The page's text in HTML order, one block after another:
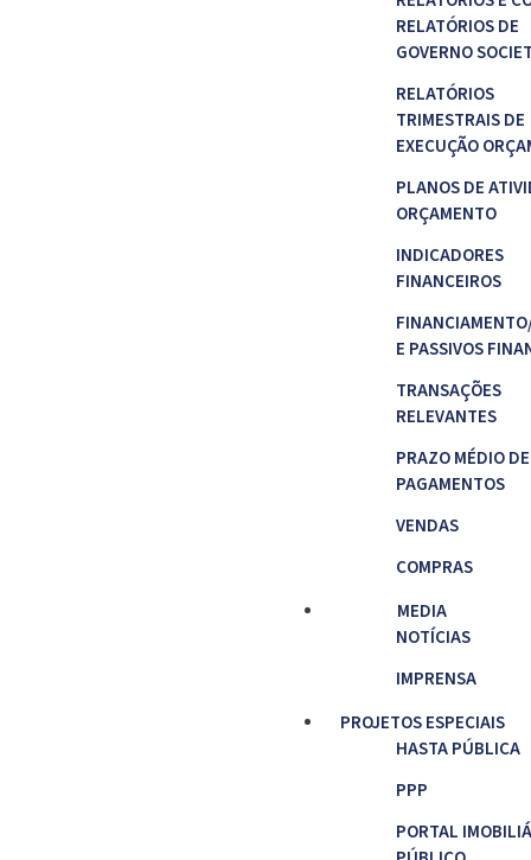
RELATÓRIOS DE
GOVERNO
RELATÓRIOS
TRIMESTRAIS DE
EXECUÇÃO
PLANOS DE
ORÇAMENTO
INDICADORES
FINANCEIROS
E PASSIVOS
TRANSAÇÕES
RELEVANTES
PRAZO MÉDIO DE
PAGAMENTOS
VENDAS
COMPRAS
MEDIA
NOTÍCIAS
IMPRENSA
PROJETOS ESPECIAIS
HASTA PÚBLICA
PPP
PORTAL